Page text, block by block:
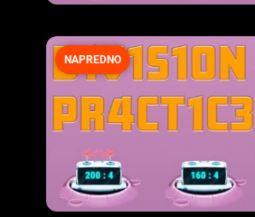
NAPREDNO